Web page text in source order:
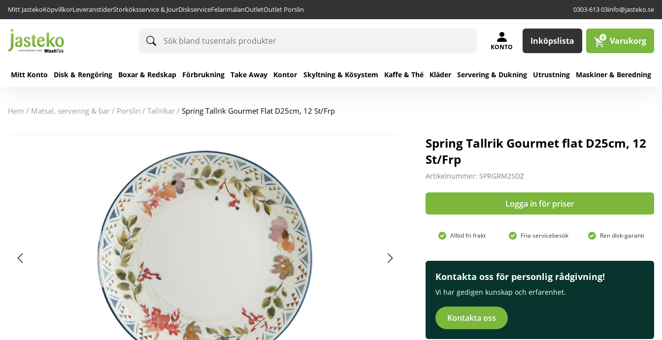
Mitt JastekoKöpvillkorLeveranstiderStorköksservice & JourDiskserviceFelanmälanOutletOutlet Porslin 0303-613 03info@jasteko.se
Sök
bland
produkter
KONTO
Inköpslista 0 Varukorg
Mitt Konto Disk & Rengöring Boxar & Redskap Förbrukning Take Away Kontor Skyltning & Kösystem Kaffe & Thé Kläder Servering & Dukning Utrustning Maskiner & Beredning
hem / matsal, servering & bar / porslin / tallrikar / Spring Tallrik Gourmet Flat D25cm, 12 St/Frp
Spring Tallrik Gourmet flat D25cm, 12
St/Frp
Artikelnummer: SPRGRM25DZ
Logga in för priser
Alltid fri frakt Fria servicebesök Ren disk-garanti
Kontakta oss för personlig rådgivning!
Vi har gedigen kunskap och erfarenhet.
Kontakta oss